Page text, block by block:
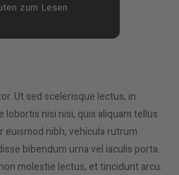
zum Lesen
Ut sed scelerisque lectus, in
nisi nisi, quis aliquam tellus
euismod nibh, vehicula rutrum
bibendum urna vel iaculis porta.
molestie lectus, et tincidunt arcu.